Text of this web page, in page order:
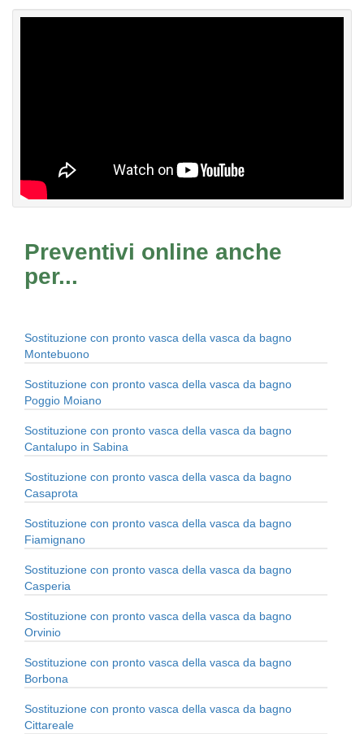
Preventivi online anche
per...
Sostituzione con pronto vasca della vasca da bagno
Montebuono
Sostituzione con pronto vasca della vasca da bagno
Poggio Moiano
Sostituzione con pronto vasca della vasca da bagno
Cantalupo in Sabina
Sostituzione con pronto vasca della vasca da bagno
Casaprota
Sostituzione con pronto vasca della vasca da bagno
Fiamignano
Sostituzione con pronto vasca della vasca da bagno
Casperia
Sostituzione con pronto vasca della vasca da bagno
Orvinio
Sostituzione con pronto vasca della vasca da bagno
Borbona
Sostituzione con pronto vasca della vasca da bagno
Cittareale